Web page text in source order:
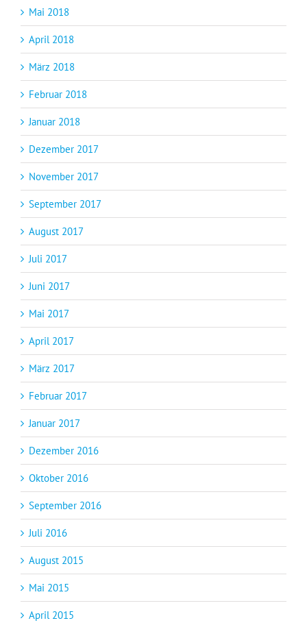
Mai 2018
April 2018
März 2018
Februar 2018
Januar 2018
Dezember 2017
November 2017
September 2017
August 2017
Juli 2017
Juni 2017
Mai 2017
April 2017
März 2017
Februar 2017
Januar 2017
Dezember 2016
Oktober 2016
September 2016
Juli 2016
August 2015
Mai 2015
April 2015